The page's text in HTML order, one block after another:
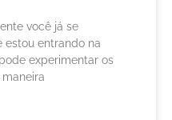
você já se
estou entrando na
experimentar os